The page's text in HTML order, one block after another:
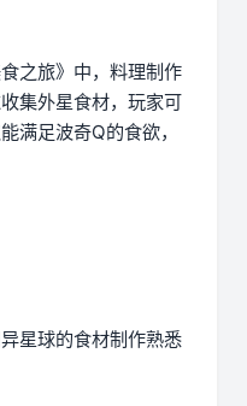
之旅》中，料理制作
集外星食材，玩家可
满足波奇Q的食欲，
星球的食材制作熟悉